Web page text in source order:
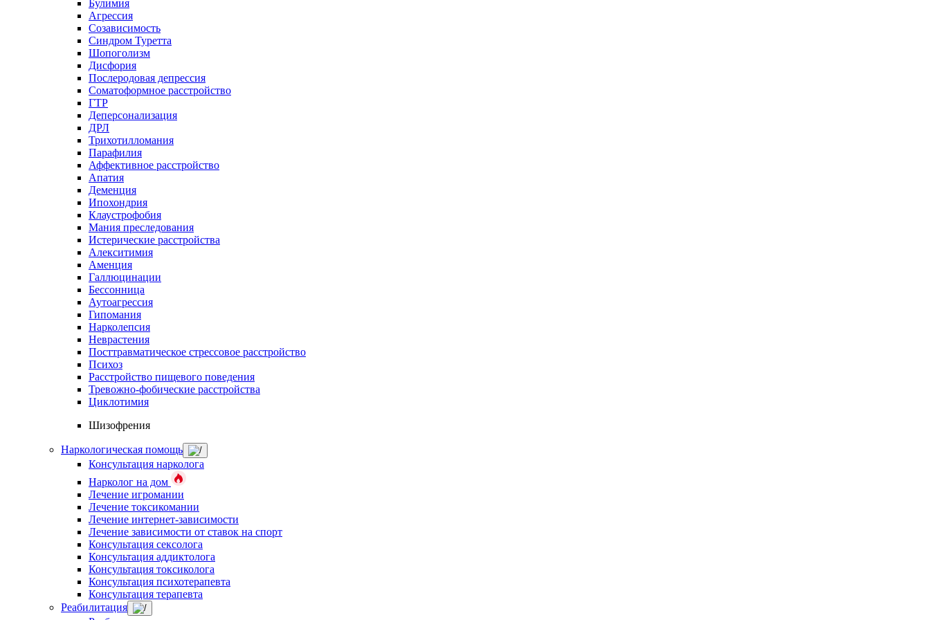
Булимия
Агрессия
Созависимость
Синдром Туретта
Шопоголизм
Дисфория
Послеродовая депрессия
Соматоформное расстройство
ГТР
Деперсонализация
ДРЛ
Трихотилломания
Парафилия
Аффективное расстройство
Апатия
Деменция
Ипохондрия
Клаустрофобия
Мания преследования
Истерические расстройства
Алекситимия
Аменция
Галлюцинации
Бессонница
Аутоагрессия
Гипомания
Нарколепсия
Неврастения
Посттравматическое стрессовое расстройство
Психоз
Расстройство пищевого поведения
Тревожно-фобические расстройства
Циклотимия
Шизофрения
Наркологическая помощь
Консультация нарколога
Нарколог на дом
Лечение игромании
Лечение токсикомании
Лечение интернет-зависимости
Лечение зависимости от ставок на спорт
Консультация сексолога
Консультация аддиктолога
Консультация токсиколога
Консультация психотерапевта
Консультация терапевта
Реабилитация